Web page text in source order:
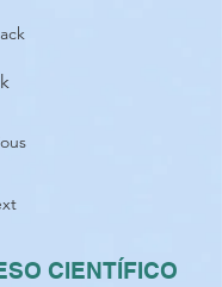
CIENTÍFICO